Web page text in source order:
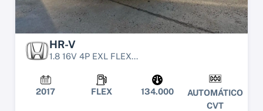
HR-V
1.8 16V 4P EXL FLEX...
2017 FLEX 134.000
AUTOMÁTICO
CVT